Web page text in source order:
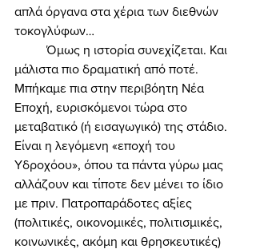
απλά όργανα στα χέρια των διεθνών
τοκογλύφων…
μάλιστα πιο δραματική από ποτέ.
Μπήκαμε πια στην περιβόητη Νέα
Εποχή, ευρισκόμενοι τώρα στο
μεταβατικό (ή εισαγωγικό) της στάδιο.
Είναι η λεγόμενη «εποχή του
Υδροχόου», όπου τα πάντα γύρω μας
αλλάζουν και τίποτε δεν μένει το ίδιο
με πριν. Πατροπαράδοτες αξίες
(πολιτικές, οικονομικές, πολιτισμικές,
κοινωνικές, ακόμη και θρησκευτικές)